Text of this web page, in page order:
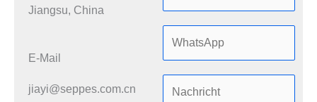
Jiangsu, China
E-Mail
jiayi@seppes.com.cn